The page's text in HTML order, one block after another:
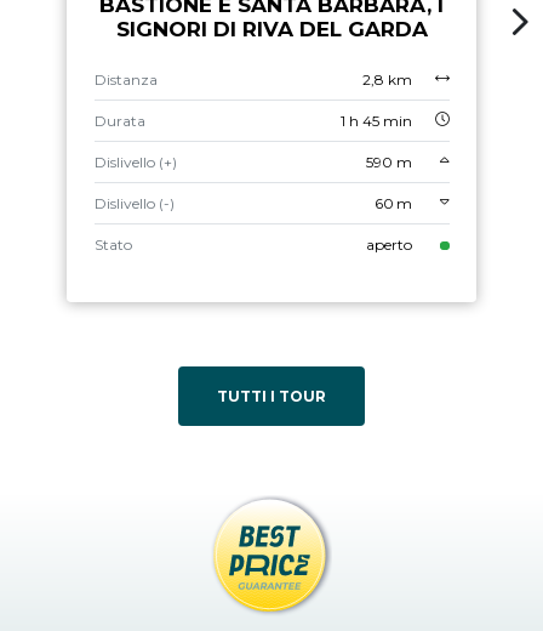
BASTIONE E SANTA BARBARA, I
SIGNORI DI RIVA DEL GARDA
Distanza 2,8 km
Durata 1 h 45 min
Dislivello (+) 590 m
Dislivello (-) 60 m
Stato aperto
TUTTI I TOUR